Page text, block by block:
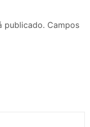
publicado. Campos